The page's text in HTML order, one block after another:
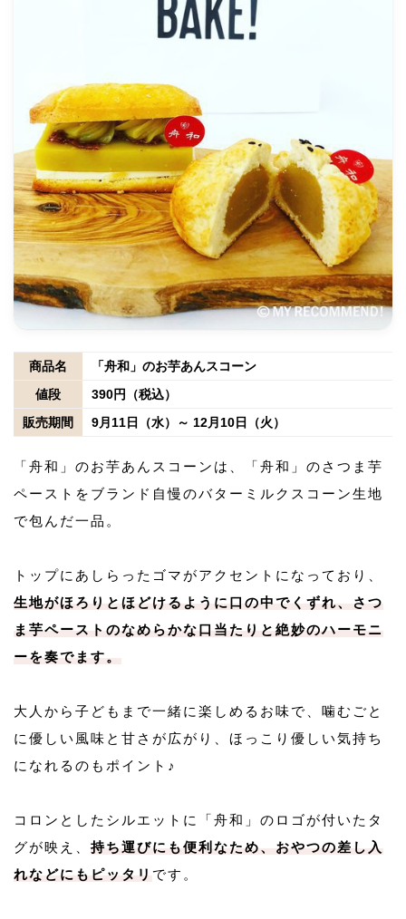
商品名
「舟和」のお芋あんスコーン
値段
390円（税込）
販売期間
9月11日（水）～ 12月10日（火）
「舟和」のお芋あんスコーンは、「舟和」のさつま芋
ペーストをブランド自慢のバターミルクスコーン生地
で包んだ一品。
トップにあしらったゴマがアクセントになっており、
生地がほろりとほどけるように口の中でくずれ、さつ
ま芋ペーストのなめらかな口当たりと絶妙のハーモニ
ーを奏でます。
大人から子どもまで一緒に楽しめるお味で、噛むごと
に優しい風味と甘さが広がり、ほっこり優しい気持ち
になれるのもポイント♪
コロンとしたシルエットに「舟和」のロゴが付いたタ
グが映え、 持ち運びにも便利なため、おやつの差し入
れなどにもピッタリ です。